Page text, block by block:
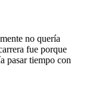
no quería
fue porque
pasar tiempo con